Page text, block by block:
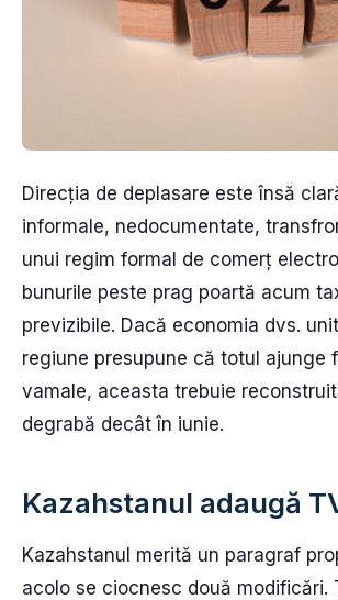
Direcția de deplasare este însă
informale, nedocumentate,
unui regim formal de comerț
bunurile peste prag poartă acum
previzibile. Dacă economia dvs.
regiune presupune că totul ajunge
vamale, aceasta trebuie
degrabă decât în iunie.
Kazahstanul adaugă
Kazahstanul merită un paragraf
acolo se ciocnesc două modificări.